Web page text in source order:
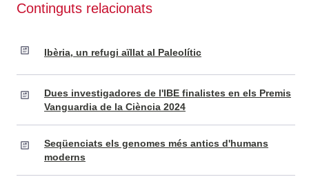
Continguts relacionats
Ibèria, un refugi aïllat al Paleolític
Dues investigadores de l'IBE finalistes en els Premis
Vanguardia de la Ciència 2024
Seqüenciats els genomes més antics d'humans
moderns